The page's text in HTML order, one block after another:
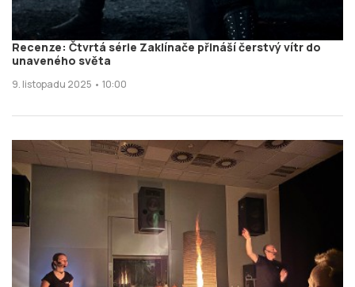
Recenze: Čtvrtá série Zaklínače přináší čerstvý vítr do
unaveného světa
9. listopadu 2025 • 10:00